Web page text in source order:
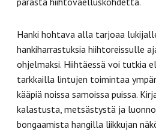
Hanki hohtava alla tarjoaa
hankiharrastuksia hiihtoreissulle
ohjelmaksi. Hiihtäessä voi tutkia
tarkkailla lintujen toimintaa
kääpiä noissa samoissa puissa.
kalastusta, metsästystä ja
bongaamista hangilla liikkujan